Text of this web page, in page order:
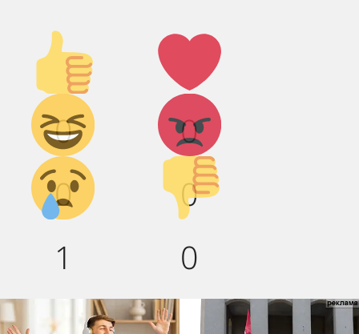
Палец
вверх!
0
Лайк!
0
Дикий
смех!
0
Агрессия!
0
Грусть :(
1
Палец
вниз!
0